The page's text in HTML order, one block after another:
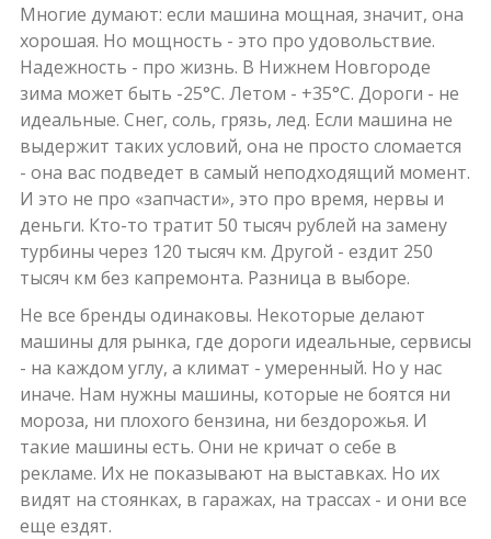
Многие думают: если машина мощная, значит, она
хорошая. Но мощность - это про удовольствие.
Надежность - про жизнь. В Нижнем Новгороде
зима может быть -25°C. Летом - +35°C. Дороги - не
идеальные. Снег, соль, грязь, лед. Если машина не
выдержит таких условий, она не просто сломается
- она вас подведет в самый неподходящий момент.
И это не про «запчасти», это про время, нервы и
деньги. Кто-то тратит 50 тысяч рублей на замену
турбины через 120 тысяч км. Другой - ездит 250
тысяч км без капремонта. Разница в выборе.
Не все бренды одинаковы. Некоторые делают
машины для рынка, где дороги идеальные, сервисы
- на каждом углу, а климат - умеренный. Но у нас
иначе. Нам нужны машины, которые не боятся ни
мороза, ни плохого бензина, ни бездорожья. И
такие машины есть. Они не кричат о себе в
рекламе. Их не показывают на выставках. Но их
видят на стоянках, в гаражах, на трассах - и они все
еще ездят.